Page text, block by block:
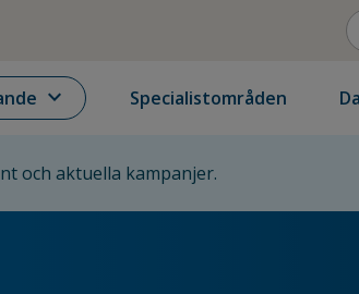
expand_more Specialistområden
och aktuella kampanjer.